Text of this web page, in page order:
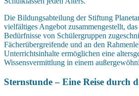
Die Bildungsabteilung der Stiftung
vielfältiges Angebot zusammengestellt,
Bedürfnisse von Schülergruppen
Fächerübergreifende und an den
Unterrichtsinhalte ermöglichen eine
Wissensvermittlung in einem
Sternstunde – Eine Reise durch